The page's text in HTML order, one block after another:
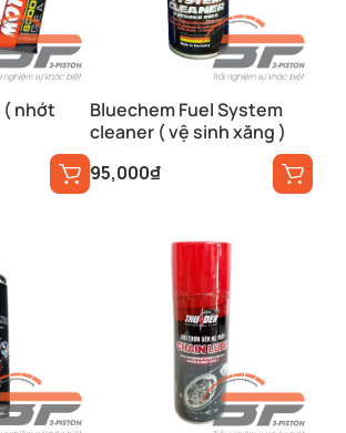
( nhớt
Bluechem Fuel System
cleaner ( vệ sinh xăng )
95,000₫